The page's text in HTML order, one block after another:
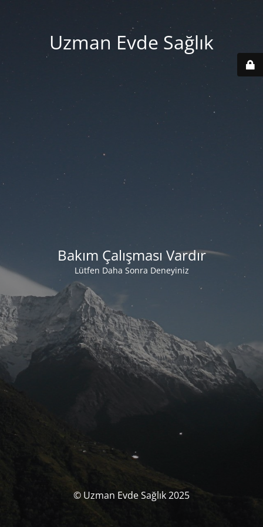
Uzman Evde Sağlık
Bakım Çalışması Vardır
Lütfen Daha Sonra Deneyiniz
© Uzman Evde Sağlık 2025